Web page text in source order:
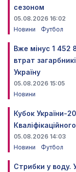
сезоном
05.08.2026 16:02
Новини
Футбол
Вже мінус 1 452
втрат
Україну
05.08.2026 15:05
Новини
Кубок України-
05.08.2026 14:03
Новини
Футбол
Стрибки у воду.